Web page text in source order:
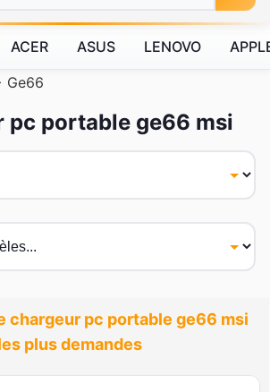
ACER ASUS LENOVO
Ge66
pc portable ge66 msi
chargeur pc portable ge66 msi
plus demandes